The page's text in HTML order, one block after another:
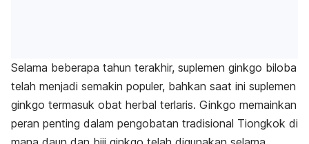
Selama beberapa tahun terakhir, suplemen ginkgo biloba
telah menjadi semakin populer, bahkan saat ini suplemen
ginkgo termasuk obat herbal terlaris. Ginkgo memainkan
peran penting dalam pengobatan tradisional Tiongkok di